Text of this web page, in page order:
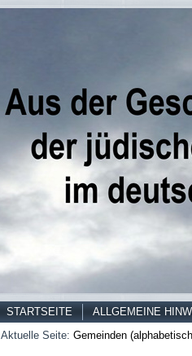
STARTSEITE ALLGEMEINE
Aktuelle Seite: Gemeinden